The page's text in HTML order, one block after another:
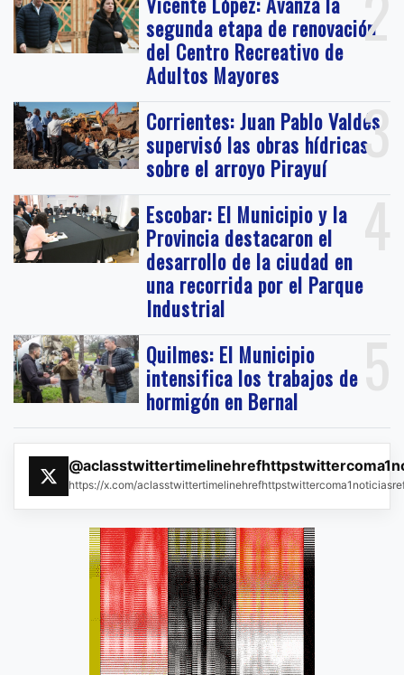
segunda etapa de renovación
del Centro Recreativo de
Adultos Mayores
3
Corrientes: Juan Pablo Valdés
supervisó las obras hídricas
sobre el arroyo Pirayuí
4
Escobar: El Municipio y la
Provincia destacaron el
desarrollo de la ciudad en
una recorrida por el Parque
Industrial
5
Quilmes: El Municipio
intensifica los trabajos de
hormigón en Bernal
https://x.com/